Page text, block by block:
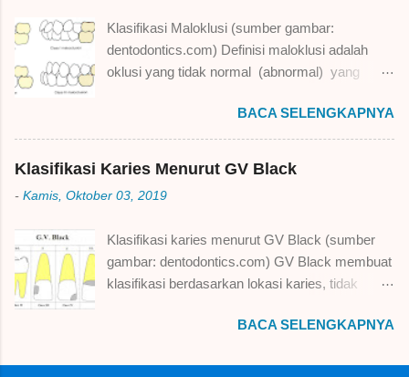
ini memilih jalan pengabdian menjadi dokter gigi
di Tentara Nasional Indonesia Angkatan Laut
(TNI AL). Beberapa hari lalu saya ngobrol santai
obrolannya: Apa kabar dokter Esra?
Alhamdulilah dokter Gelar, saya sehat dan
semangat ! Dokter Esra, saya ingin menulis
profil dokter Esra di blog saya, saya yakin profil
menginspirasi pembaca, khususnya anak muda
Indonesia Boleh banget, silahkan dok! Ok,
kalau boleh saya tahu selama ini dokter Esra
Klasifikasi Maloklusi (sumber gambar:
dentodontics.com) Definisi maloklusi adalah
oklusi yang tidak normal (abnormal) yang
lengkung pada setiap bidang spatial atau
anomali abnormal dalam posisi gigi (Harty &
Ogston, 1987) TIPE MALOKLUSI Tipe
malocclusions atau malposisi gigi secara
Tipping, Torsoversion, Displacement, Bodily
movement, Bodily Version, Torsion, dan
sejenisnya; Inter-arch malocclusions atau
rahang bawah. Misalnya saja: Sagital (kelas I,
BACA SELENGKAPNYA
Klasifikasi Karies Menurut GV Black
- Kamis, Oktober 03, 2019
Klasifikasi karies menurut GV Black (sumber
gambar: dentodontics.com) GV Black membuat
klasifikasi berdasarkan lokasi karies, tidak
tidak mengukur perkembangan (progres)
BACA SELENGKAPNYA